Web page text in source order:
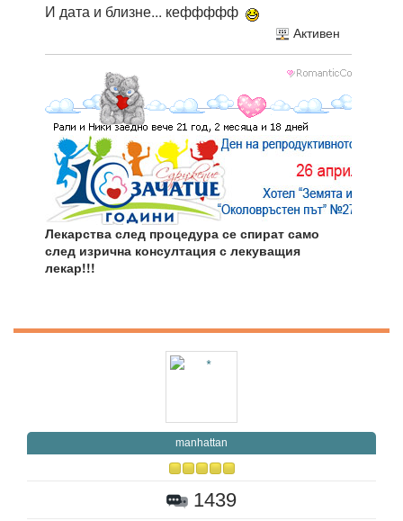
И дата и близне... кеффффф
Активен
Лекарства след процедура се спират само
след изрична консултация с лекуващия
лекар!!!
manhattan
1439